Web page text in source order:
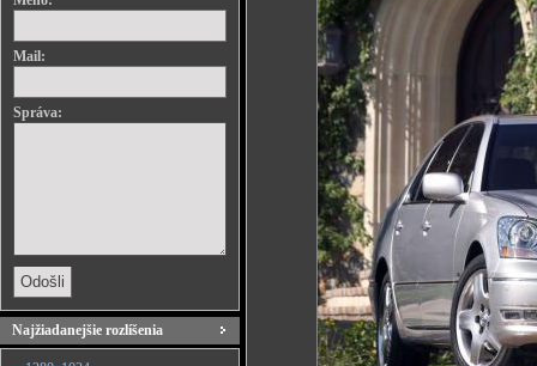
Mail:
Správa:
Najžiadanejšie rozlíšenia